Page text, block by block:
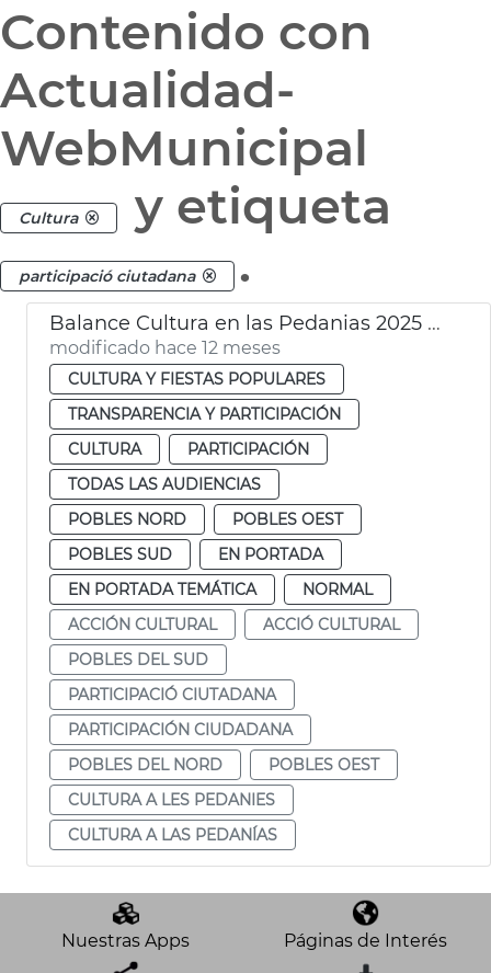
Contenido con
Actualidad-
WebMunicipal
Cultura y etiqueta
participació ciutadana .
Balance Cultura en las Pedanias 2025 Ayuntamiento València
modificado hace 12 meses
CULTURA Y FIESTAS POPULARES
TRANSPARENCIA Y PARTICIPACIÓN
CULTURA
PARTICIPACIÓN
TODAS LAS AUDIENCIAS
POBLES NORD
POBLES OEST
POBLES SUD
EN PORTADA
EN PORTADA TEMÁTICA
NORMAL
ACCIÓN CULTURAL
ACCIÓ CULTURAL
POBLES DEL SUD
PARTICIPACIÓ CIUTADANA
PARTICIPACIÓN CIUDADANA
POBLES DEL NORD
POBLES OEST
CULTURA A LES PEDANIES
CULTURA A LAS PEDANÍAS
Nuestras Apps Páginas de Interés